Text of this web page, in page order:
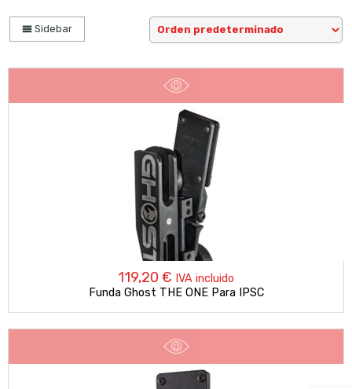
Sidebar
119,20 € IVA incluido
Funda Ghost THE ONE Para IPSC